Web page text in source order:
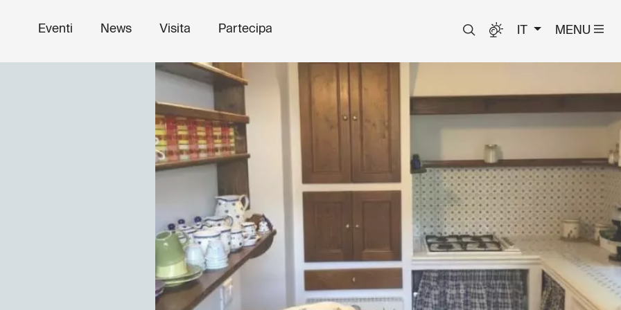
Eventi News Visita Partecipa IT MENU